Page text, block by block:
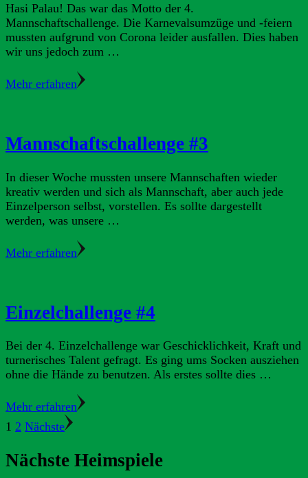
Hasi Palau! Das war das Motto der 4.
Mannschaftschallenge. Die Karnevalsumzüge und -feiern
mussten aufgrund von Corona leider ausfallen. Dies haben
wir uns jedoch zum …
Mehr erfahren
Mannschaftschallenge #3
In dieser Woche mussten unsere Mannschaften wieder
kreativ werden und sich als Mannschaft, aber auch jede
Einzelperson selbst, vorstellen. Es sollte dargestellt
werden, was unsere …
Mehr erfahren
Einzelchallenge #4
Bei der 4. Einzelchallenge war Geschicklichkeit, Kraft und
turnerisches Talent gefragt. Es ging ums Socken ausziehen
ohne die Hände zu benutzen. Als erstes sollte dies …
Mehr erfahren
Seitennummerierung
Beiträge
Seite
1 Seite
2 Nächste
Nächste Heimspiele